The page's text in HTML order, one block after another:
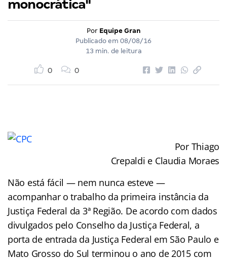
monocrática"
Por Equipe Gran
Publicado em 08/08/16
13 min. de leitura
0 0
Por Thiago
Crepaldi e Claudia Moraes
Não está fácil — nem nunca esteve —
acompanhar o trabalho da primeira instância da
Justiça Federal da 3ª Região. De acordo com dados
divulgados pelo Conselho da Justiça Federal, a
porta de entrada da Justiça Federal em São Paulo e
Mato Grosso do Sul terminou o ano de 2015 com